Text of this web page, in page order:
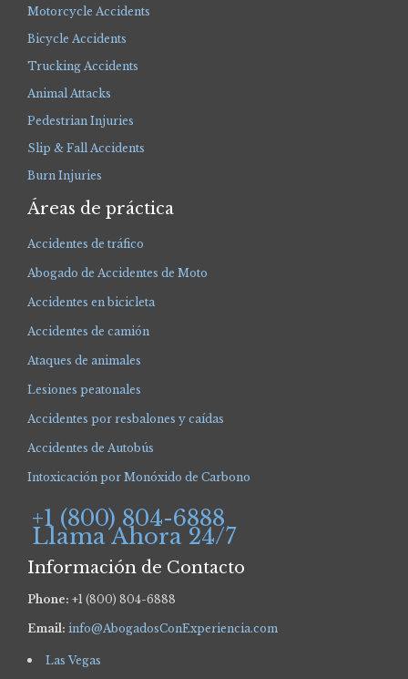
Motorcycle Accidents
Bicycle Accidents
Trucking Accidents
Animal Attacks
Pedestrian Injuries
Slip & Fall Accidents
Burn Injuries
Áreas de práctica
Accidentes de tráfico
Abogado de Accidentes de Moto
Accidentes en bicicleta
Accidentes de camión
Ataques de animales
Lesiones peatonales
Accidentes por resbalones y caídas
Accidentes de Autobús
Intoxicación por Monóxido de Carbono
+1 (800) 804-6888
Llama Ahora 24/7
Información de Contacto
Phone: +1 (800) 804-6888
Email: info@AbogadosConExperiencia.com
Las Vegas